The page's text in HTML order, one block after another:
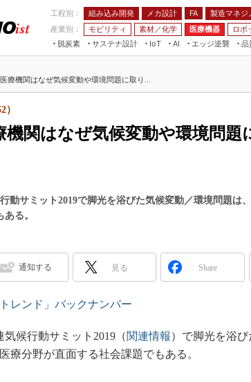
工程別： 組み込み開発 メカ設計 FA 製造マネジ
産業別：
モビリティ 素材／化学 医療機器 ロボ
脱炭素
サステナ設計
IoT
つながる工場
AI
AI×設備保全
エッジ逆襲 品
JIMTOF
IIFES
TECHNO-FRONTIER
日本ものづくりワールド
AUTOMOTIVE WORLD
VR／AR
フィールドサービス
組み込みモデリング
車載ソフト開発
ISO26262
デジタルツインとCAE
S＆OP
FA
療機関はなぜ気候変動や環境問題に取り...
機関はなぜ気候変動や環境問題
動サミット2019で脚光を浴びた気候変動／環境問題は
る。
通知する 見る Share
レンド」バックナンバー
候行動サミット2019（関連情報 ）で脚光を浴
療分野が直面する社会課題でもある。